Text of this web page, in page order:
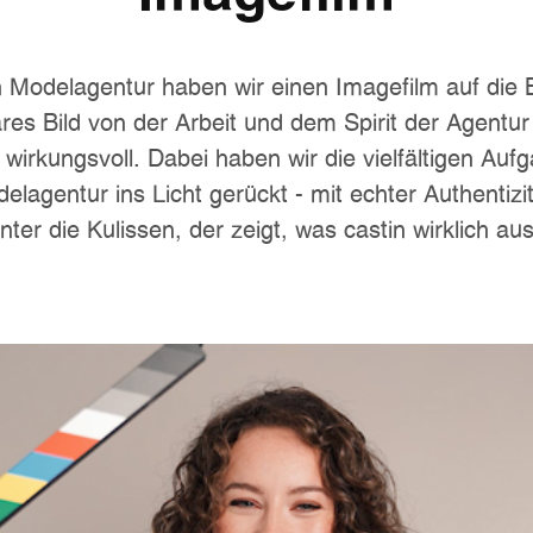
Modelagentur haben wir einen Imagefilm auf die
Bild von der Arbeit und dem Spirit der
Dabei haben wir die vielfältigen
ins Licht gerückt - mit echter
die Kulissen, der zeigt, was castin wirklich